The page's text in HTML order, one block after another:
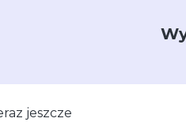
jeszcze